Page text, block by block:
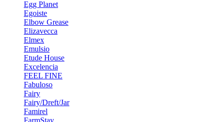
Egg Planet
Egoiste
Elbow Grease
Elizavecca
Elmex
Emulsio
Etude House
Excelencia
FEEL FINE
Fabuloso
Fairy
Fairy/Dreft/Jar
Famirel
FarmStay